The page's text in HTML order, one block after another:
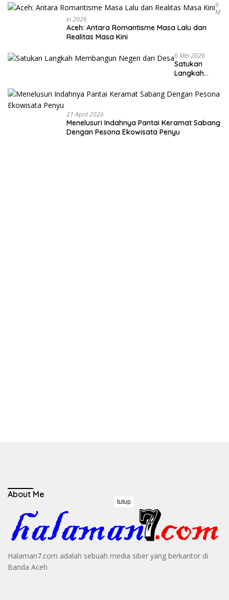
9
M
Ei 2026
Aceh: Antara Romantisme Masa Lalu dan
Realitas Masa Kini
6 Mei 2026
Satukan
Langkah
Negeri dari
Desa
21 April 2026
Menelusuri Indahnya Pantai Keramat Sabang
Dengan Pesona Ekowisata Penyu
About Me
Halaman7.com adalah sebuah media siber yang berkantor di
Banda Aceh
tutup